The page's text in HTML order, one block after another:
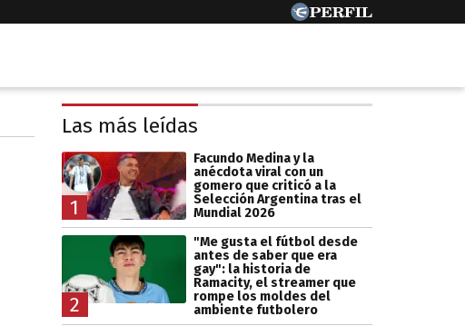
Las más leídas
1
Facundo Medina y la
anécdota viral con un
gomero que criticó a la
Selección Argentina tras el
Mundial 2026
2
"Me gusta el fútbol desde
antes de saber que era
gay": la historia de
Ramacity, el streamer que
rompe los moldes del
ambiente futbolero